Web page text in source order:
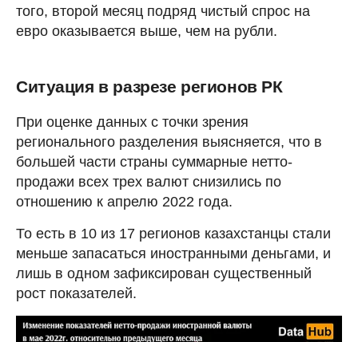
того, второй месяц подряд чистый спрос на
евро оказывается выше, чем на рубли.
Ситуация в разрезе регионов РК
При оценке данных с точки зрения
регионального разделения выясняется, что в
большей части страны суммарные нетто-
продажи всех трех валют снизились по
отношению к апрелю 2022 года.
То есть в 10 из 17 регионов казахстанцы стали
меньше запасаться иностранными деньгами, и
лишь в одном зафиксирован существенный
рост показателей.